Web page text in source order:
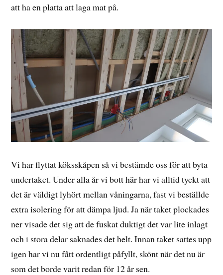
att ha en platta att laga mat på.
Vi har flyttat köksskåpen så vi bestämde oss för att byta
undertaket. Under alla år vi bott här har vi alltid tyckt att
det är väldigt lyhört mellan våningarna, fast vi beställde
extra isolering för att dämpa ljud. Ja när taket plockades
ner visade det sig att de fuskat duktigt det var lite inlagt
och i stora delar saknades det helt. Innan taket sattes upp
igen har vi nu fått ordentligt påfyllt, skönt när det nu är
som det borde varit redan för 12 år sen.